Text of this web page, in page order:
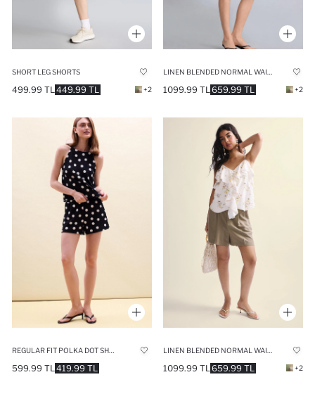
SHORT LEG SHORTS
449.99 TL
499.99 TL +2 659.99 TL
1099.99 TL +2
419.99 TL
599.99 TL 659.99 TL
1099.99 TL +2